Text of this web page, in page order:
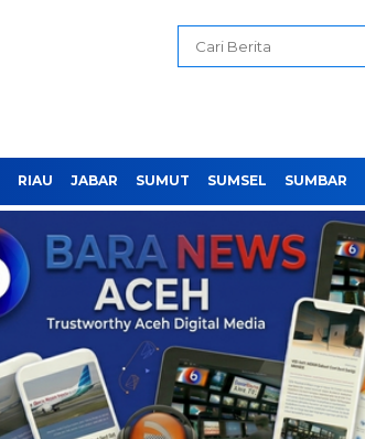
RIAU JABAR SUMUT SUMSEL SUMBAR